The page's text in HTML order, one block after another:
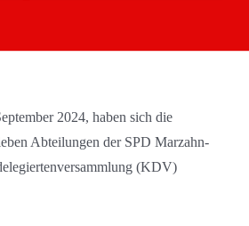
2024, haben sich die
Abteilungen der SPD Marzahn-
(KDV)